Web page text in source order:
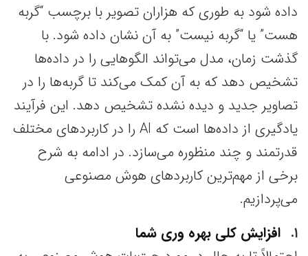
داده شود به طوری که هزاران تصویر با برچسب “گربه
هست” یا “گربه نیست” به آن نشان داده شود. با
گذشت زمان، مدل می‌تواند الگوهایی را در داده‌ها
تشخیص دهد که به آن کمک می‌کند تا گربه‌ها را در
تصاویر جدید و دیده نشده تشخیص دهد. این فرآیند
یادگیری از داده‌ها است که AI را در کاربردهای مختلف
قدرتمند و چند منظوره می‌سازد. در ادامه به شرح
برخی از مهم‌ترین کاربردهای هوش مصنوعی
می‌پردازیم.
۱
افزایش کلی بهره وری شما